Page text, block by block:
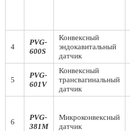
4
PVG-
600S
Конвексный
эндокавитальный
датчик
5
PVG-
601V
Конвексный
трансвагинальный
датчик
6
PVG-
381M
Микроконвексный
датчик